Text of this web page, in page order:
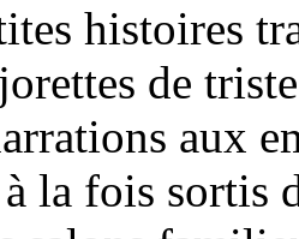
histoires
de
aux
la fois sortis